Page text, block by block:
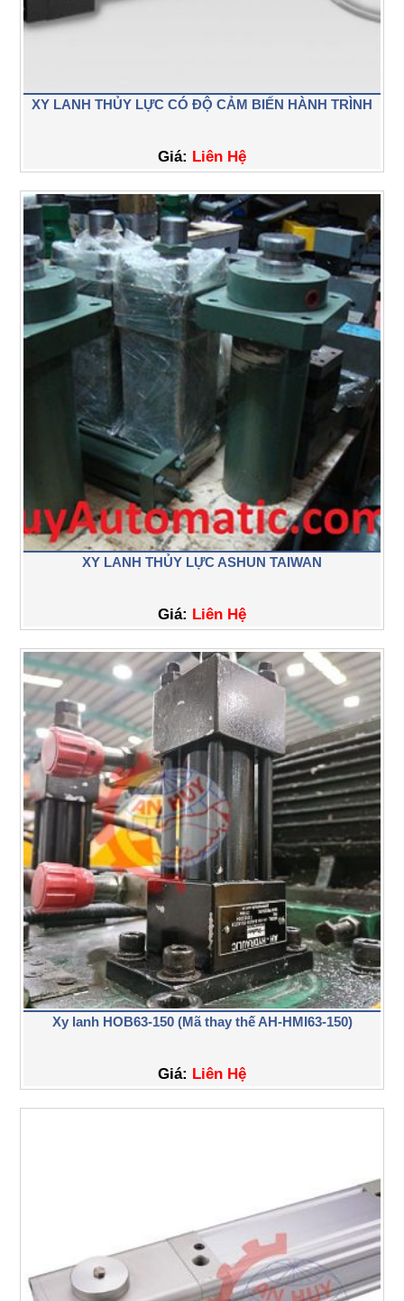
XY LANH THỦY LỰC CÓ ĐỘ CẢM BIẾN HÀNH TRÌNH
Giá: Liên Hệ
XY LANH THỦY LỰC ASHUN TAIWAN
Giá: Liên Hệ
Xy lanh HOB63-150 (Mã thay thế AH-HMI63-150)
Giá: Liên Hệ